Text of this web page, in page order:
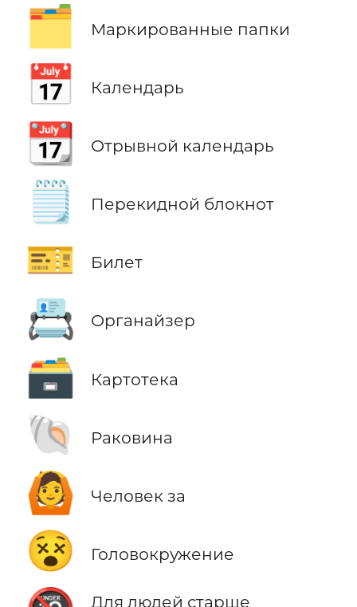
🗂️ Маркированные папки
📅 Календарь
📆 Отрывной календарь
🗒️ Перекидной блокнот
🎫 Билет
📇 Органайзер
🗃️ Картотека
🐚 Раковина
🙆 Человек за
😵 Головокружение
Для людей старше